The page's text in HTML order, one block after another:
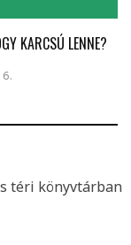
KARCSÚ LENNE?